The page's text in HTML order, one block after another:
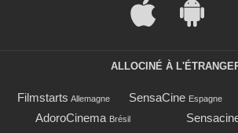
ALLOCINÉ À
Filmstarts Allemagne SensaCine Espagne
AdoroCinema Brésil